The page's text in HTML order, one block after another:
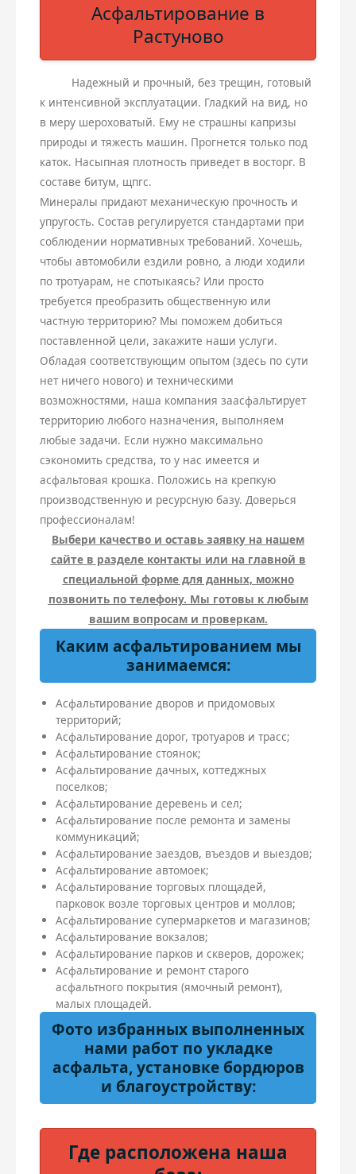
Асфальтирование в
Растуново
Надежный и прочный, без трещин, готовый
к интенсивной эксплуатации. Гладкий на вид, но
в меру шероховатый. Ему не страшны капризы
природы и тяжесть машин. Прогнется только под
каток. Насыпная плотность приведет в восторг. В
составе битум, щпгс.
Минералы придают механическую прочность и
упругость. Состав регулируется стандартами при
соблюдении нормативных требований. Хочешь,
чтобы автомобили ездили ровно, а люди ходили
по тротуарам, не спотыкаясь? Или просто
требуется преобразить общественную или
частную территорию? Мы поможем добиться
поставленной цели, закажите наши услуги.
Обладая соответствующим опытом (здесь по сути
нет ничего нового) и техническими
возможностями, наша компания заасфальтирует
территорию любого назначения, выполняем
любые задачи. Если нужно максимально
сэкономить средства, то у нас имеется и
асфальтовая крошка. Положись на крепкую
производственную и ресурсную базу. Доверься
профессионалам!
Выбери качество и оставь заявку на нашем
сайте в разделе контакты или на главной в
специальной форме для данных, можно
позвонить по телефону. Мы готовы к любым
вашим вопросам и проверкам.
Каким асфальтированием мы
занимаемся:
Асфальтирование дворов и придомовых
территорий;
Асфальтирование дорог, тротуаров и трасс;
Асфальтирование стоянок;
Асфальтирование дачных, коттеджных
поселков;
Асфальтирование деревень и сел;
Асфальтирование после ремонта и замены
коммуникаций;
Асфальтирование заездов, въездов и выездов;
Асфальтирование автомоек;
Асфальтирование торговых площадей,
парковок возле торговых центров и моллов;
Асфальтирование супермаркетов и магазинов;
Асфальтирование вокзалов;
Асфальтирование парков и скверов, дорожек;
Асфальтирование и ремонт старого
асфальтного покрытия (ямочный ремонт),
малых площадей.
Фото избранных выполненных
нами работ по укладке
асфальта, установке бордюров
и благоустройству:
Где расположена наша